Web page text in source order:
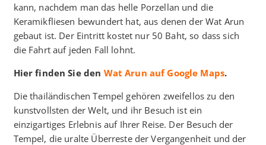
kann, nachdem man das helle Porzellan und die
Keramikfliesen bewundert hat, aus denen der Wat Arun
gebaut ist. Der Eintritt kostet nur 50 Baht, so dass sich
die Fahrt auf jeden Fall lohnt.
Hier finden Sie den Wat Arun auf Google Maps.
Die thailändischen Tempel gehören zweifellos zu den
kunstvollsten der Welt, und ihr Besuch ist ein
einzigartiges Erlebnis auf Ihrer Reise. Der Besuch der
Tempel, die uralte Überreste der Vergangenheit und der